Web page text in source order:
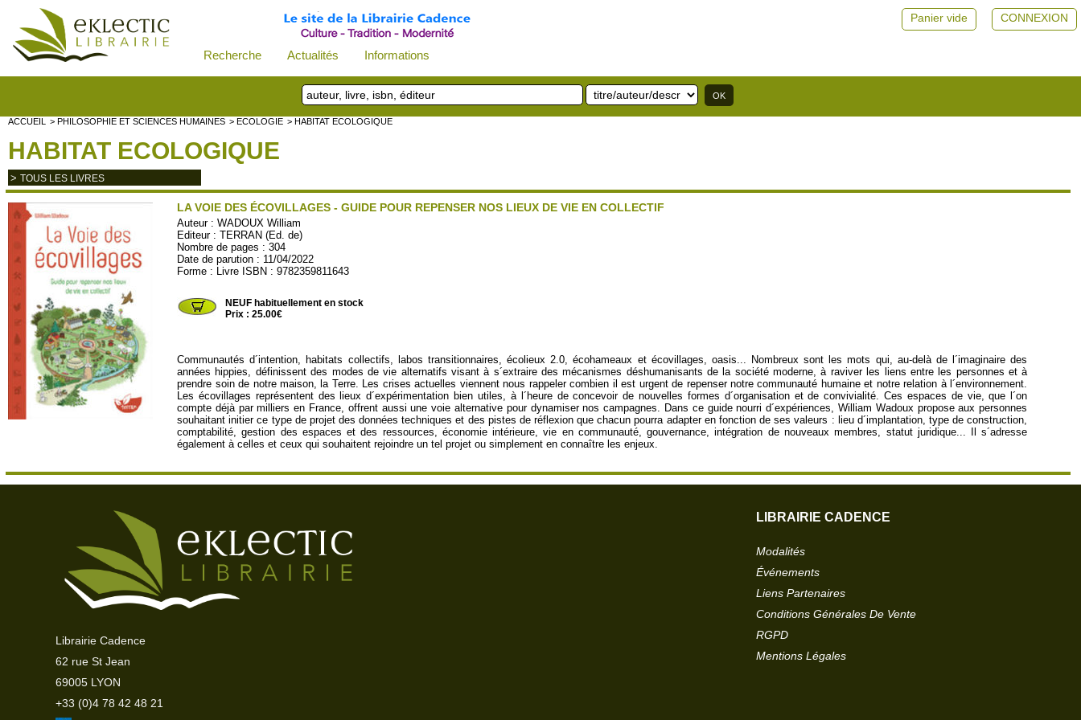
Recherche Actualités Informations
CONNEXION
Panier vide
ACCUEIL > PHILOSOPHIE ET SCIENCES HUMAINES > ECOLOGIE > HABITAT ECOLOGIQUE
HABITAT ECOLOGIQUE
> TOUS LES LIVRES
LA VOIE DES ÉCOVILLAGES - GUIDE POUR REPENSER NOS LIEUX DE VIE EN COLLECTIF
Auteur :WADOUX William
Editeur :TERRAN (Ed. de)
Nombre de pages : 304
Date de parution : 11/04/2022
Forme : Livre ISBN : 9782359811643
NEUF habituellement en stock
Prix : 25.00€
Communautés d´intention, habitats collectifs, labos transitionnaires, écolieux 2.0, écohameaux et écovillages, oasis... Nombreux sont les mots qui, au-delà de l´imaginaire des
années hippies, définissent des modes de vie alternatifs visant à s´extraire des mécanismes déshumanisants de la société moderne, à raviver les liens entre les personnes et à
prendre soin de notre maison, la Terre. Les crises actuelles viennent nous rappeler combien il est urgent de repenser notre communauté humaine et notre relation à l´environnement.
Les écovillages représentent des lieux d´expérimentation bien utiles, à l´heure de concevoir de nouvelles formes d´organisation et de convivialité. Ces espaces de vie, que l´on
compte déjà par milliers en France, offrent aussi une voie alternative pour dynamiser nos campagnes. Dans ce guide nourri d´expériences, William Wadoux propose aux personnes
souhaitant initier ce type de projet des données techniques et des pistes de réflexion que chacun pourra adapter en fonction de ses valeurs : lieu d´implantation, type de construction,
comptabilité, gestion des espaces et des ressources, économie intérieure, vie en communauté, gouvernance, intégration de nouveaux membres, statut juridique... Il s´adresse
également à celles et ceux qui souhaitent rejoindre un tel projet ou simplement en connaître les enjeux.
Librairie Cadence
62 rue St Jean
69005 LYON
+33 (0)4 78 42 48 21
LIBRAIRIE CADENCE
Modalités
Événements
Liens Partenaires
Conditions Générales De Vente
RGPD
Mentions Légales